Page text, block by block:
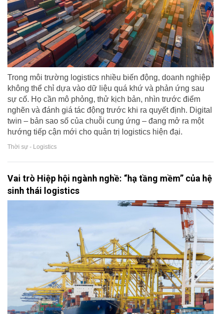
Trong môi trường logistics nhiều biến động, doanh nghiệp
không thể chỉ dựa vào dữ liệu quá khứ và phản ứng sau
sự cố. Họ cần mô phỏng, thử kịch bản, nhìn trước điểm
nghẽn và đánh giá tác động trước khi ra quyết định. Digital
twin – bản sao số của chuỗi cung ứng – đang mở ra một
hướng tiếp cận mới cho quản trị logistics hiện đại.
Thời sự - Logistics
Vai trò Hiệp hội ngành nghề: “hạ tầng mềm” của hệ
sinh thái logistics